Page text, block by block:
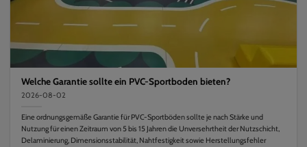
Welche Garantie sollte ein PVC-Sportboden bieten?
2026-08-02
Eine ordnungsgemäße Garantie für PVC-Sportböden sollte je nach Stärke und
Nutzung für einen Zeitraum von 5 bis 15 Jahren die Unversehrtheit der Nutzschicht,
Delaminierung, Dimensionsstabilität, Nahtfestigkeit sowie Herstellungsfehler